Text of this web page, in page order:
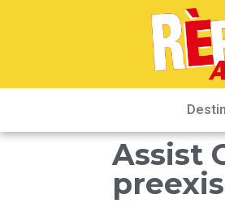
Assist